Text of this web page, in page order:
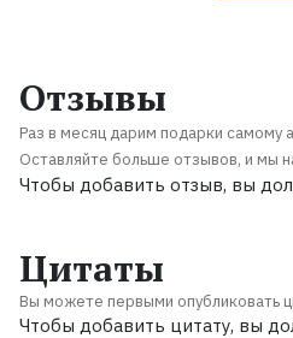
Отзывы
Раз в месяц дарим подарки самому
Оставляйте больше отзывов, и мы
Чтобы добавить отзыв, вы
Цитаты
Вы можете первыми опубликовать
Чтобы добавить цитату, вы